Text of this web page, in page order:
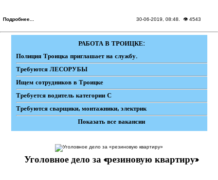
Подробнее... 30-06-2019, 08:48 . 👁 4543
РАБОТА В ТРОИЦКЕ:
Полиция Троицка приглашает на службу.
Требуются ЛЕСОРУБЫ
Ищем сотрудников в Троицке
Требуется водитель категории С
Требуются сварщики, монтажники, электрик
Показать все вакансии
Уголовное дело за «резиновую квартиру»